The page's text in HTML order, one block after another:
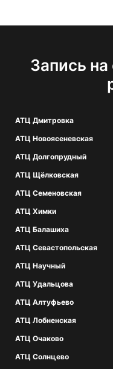
Запись
АТЦ Дмитровка
АТЦ Новоясеневская
АТЦ Долгопрудный
АТЦ Щёлковская
АТЦ Семеновская
АТЦ Химки
АТЦ Балашиха
АТЦ Севастопольская
АТЦ Научный
АТЦ Удальцова
АТЦ Алтуфьево
АТЦ Лобненская
АТЦ Очаково
АТЦ Солнцево